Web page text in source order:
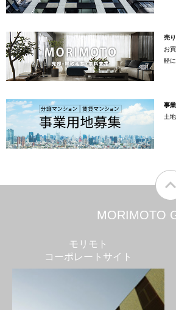
売
お
軽
事
土
MORIMOTO
モリモト
コーポレートサイト